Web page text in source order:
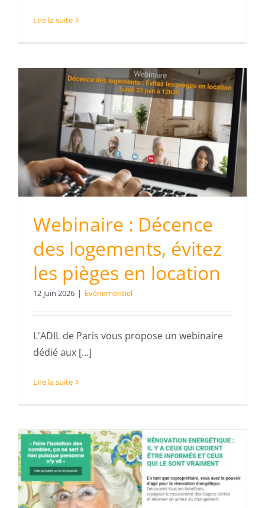
Lire la suite
Webinaire : Décence
des logements, évitez
les pièges en location
12 juin 2026 | Evénementiel
L'ADIL de Paris vous propose un webinaire
dédié aux [...]
Lire la suite